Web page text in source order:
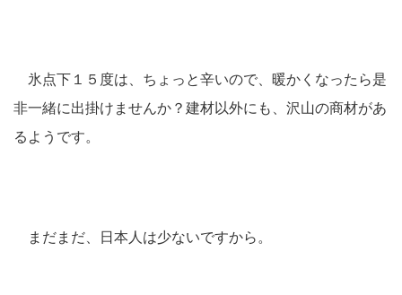
氷点下１５度は、ちょっと辛いので、暖かくなったら是
非一緒に出掛けませんか？建材以外にも、沢山の商材があ
るようです。
まだまだ、日本人は少ないですから。